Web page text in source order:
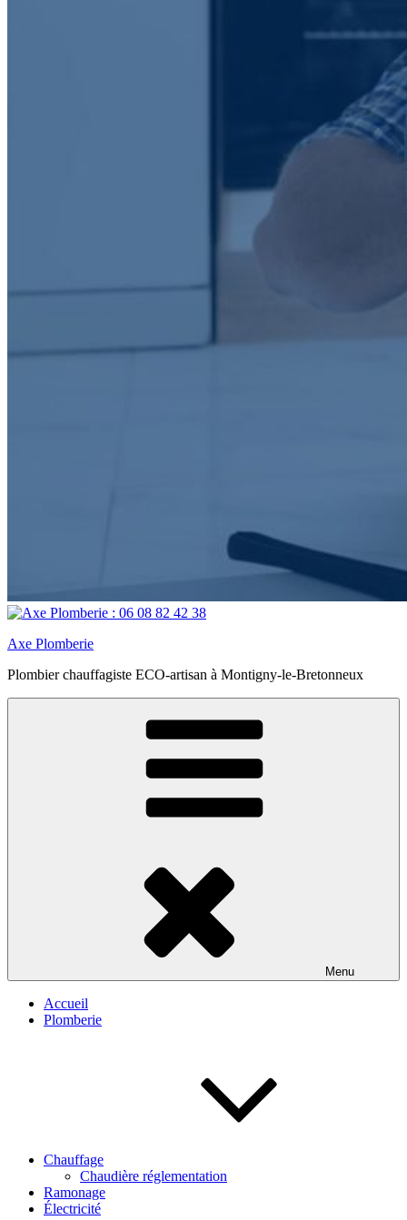
Axe Plomberie
Plombier chauffagiste ECO-artisan à Montigny-le-Bretonneux
Menu
Accueil
Plomberie
Chauffage
Chaudière réglementation
Ramonage
Électricité